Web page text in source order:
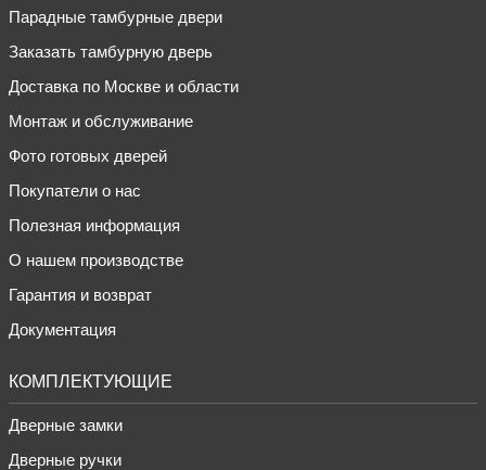
Парадные тамбурные двери
Заказать тамбурную дверь
Доставка по Москве и области
Монтаж и обслуживание
Фото готовых дверей
Покупатели о нас
Полезная информация
О нашем производстве
Гарантия и возврат
Документация
КОМПЛЕКТУЮЩИЕ
Дверные замки
Дверные ручки